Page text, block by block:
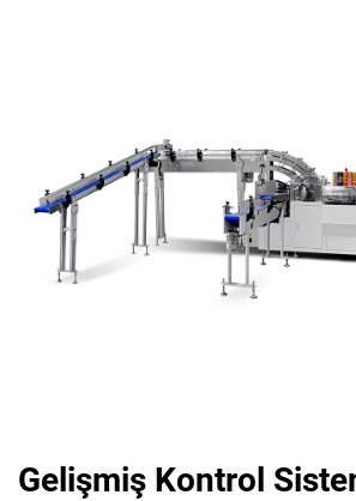
Gelişmiş Kontrol